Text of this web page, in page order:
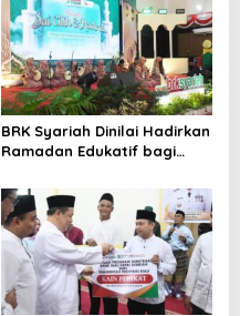
BRK Syariah Dinilai Hadirkan
Ramadan Edukatif bagi